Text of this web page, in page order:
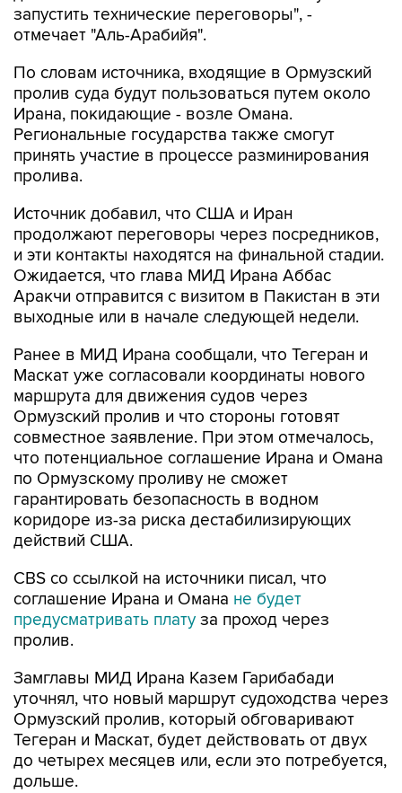
запустить технические переговоры", -
отмечает "Аль-Арабийя".
По словам источника, входящие в Ормузский
пролив суда будут пользоваться путем около
Ирана, покидающие - возле Омана.
Региональные государства также смогут
принять участие в процессе разминирования
пролива.
Источник добавил, что США и Иран
продолжают переговоры через посредников,
и эти контакты находятся на финальной стадии.
Ожидается, что глава МИД Ирана Аббас
Аракчи отправится с визитом в Пакистан в эти
выходные или в начале следующей недели.
Ранее в МИД Ирана сообщали, что Тегеран и
Маскат уже согласовали координаты нового
маршрута для движения судов через
Ормузский пролив и что стороны готовят
совместное заявление. При этом отмечалось,
что потенциальное соглашение Ирана и Омана
по Ормузскому проливу не сможет
гарантировать безопасность в водном
коридоре из-за риска дестабилизирующих
действий США.
CBS со ссылкой на источники писал, что
соглашение Ирана и Омана не будет
предусматривать плату за проход через
пролив.
Замглавы МИД Ирана Казем Гарибабади
уточнял, что новый маршрут судоходства через
Ормузский пролив, который обговаривают
Тегеран и Маскат, будет действовать от двух
до четырех месяцев или, если это потребуется,
дольше.